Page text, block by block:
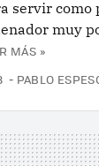
servir como
muy
MÁS »
COMENTARIOS
PABLO